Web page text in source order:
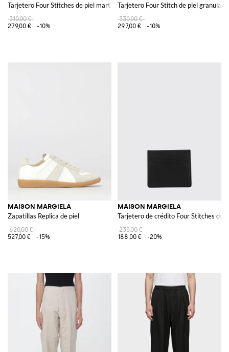
Tarjetero Four Stitches de piel martillada
310,00 €
279,00 €
-10%
Tarjetero Four Stitch de piel granulada
330,00 €
297,00 €
-10%
MAISON MARGIELA
Zapatillas Replica de piel
620,00 €
527,00 €
-15%
MAISON MARGIELA
Tarjetero de crédito Four Stitches de
235,00 €
188,00 €
-20%